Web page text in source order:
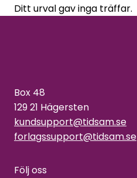
Ditt urval gav inga träffar.
Box 48
129 21 Hägersten
kundsupport@tidsam.se
forlagssupport@tidsam.se
Följ oss